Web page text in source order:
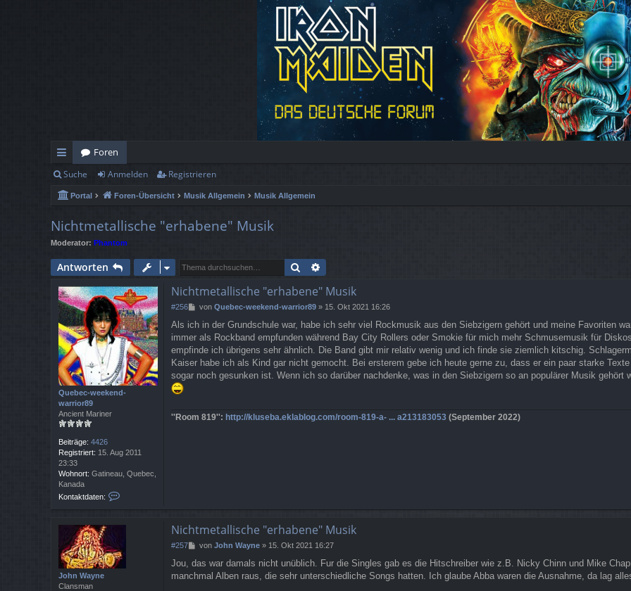
ch
ne
llz
ug
rif
f
Foren
Suche Anmelden Registrieren
Portal Foren-Übersicht Musik Allgemein Musik Allgemein
Nichtmetallische "erhabene" Musik
Moderator: Phantom
Antworten Suche
Quebec-weekend-
warrior89
Ancient Mariner
Beiträge: 4426
Registriert: 15. Aug 2011
23:33
Wohnort: Gatineau, Quebec,
Kanada
Kontaktdaten:
t
k
t
d
Nichtmetallische "erhabene" Musik
#256
B
t
r
von Quebec-weekend-warrior89» 15. Okt 2021 16:26
Als ich in der Grundschule war, habe ich sehr viel Rockmusik aus den Siebzigern gehört und meine Favoriten
immer als Rockband empfunden während Bay City Rollers oder Smokie für mich mehr Schmusemusik für
empfinde ich übrigens sehr ähnlich. Die Band gibt mir relativ wenig und ich finde sie ziemlich kitschig.
Kaiser habe ich als Kind gar nicht gemocht. Bei ersterem gebe ich heute gerne zu, dass er ein paar starke
sogar noch gesunken ist. Wenn ich so darüber nachdenke, was in den Siebzigern so an populärer Musik
''Room 819'': http://kluseba.eklablog.com/room-819-a- ... a213183053 (September 2022)
John Wayne
Clansman
Nichtmetallische "erhabene" Musik
#257
B
i
t
von John Wayne» 15. Okt 2021 16:27
Jou, das war damals nicht unüblich. Fur die Singles gab es die Hitschreiber wie z.B. Nicky Chinn und Mike
manchmal Alben raus, die sehr unterschiedliche Songs hatten. Ich glaube Abba waren die Ausnahme, da lag